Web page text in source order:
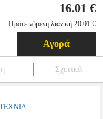
16.01 €
Προτεινόμενη λιανική 20.01 €
Αγορά
Σχετικά